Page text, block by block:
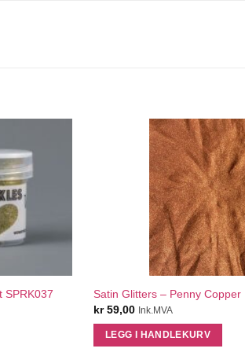
SPRK037
QUICK VIEW
Satin Glitters – Penny Copper
kr59,00 Ink.MVA
LEGG I HANDLEKURV